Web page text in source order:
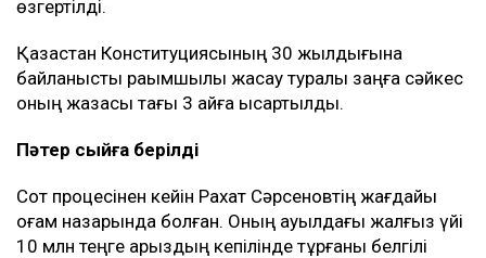
өзгертілді.
Қазақстан Конституциясының 30 жылдығына
байланысты рақымшылық жасау туралы заңға сәйкес
оның жазасы тағы 3 айға қысқартылды.
Пәтер сыйға берілді
Сот процесінен кейін Рахат Сәрсеновтің жағдайы
қоғам назарында болған. Оның ауылдағы жалғыз үйі
10 млн теңге қарыздың кепілінде тұрғаны белгілі